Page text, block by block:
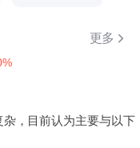
更多
，目前认为主要与以下